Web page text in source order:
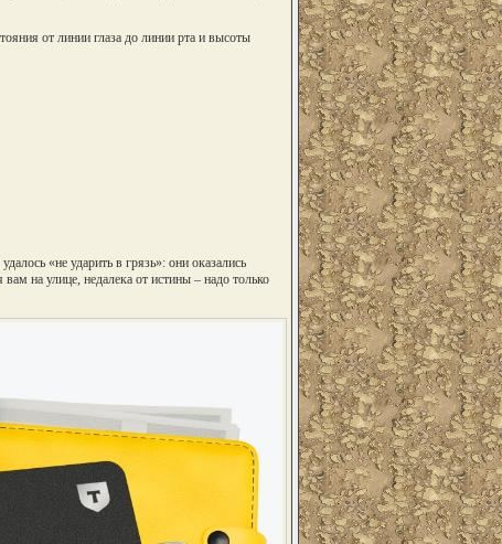
от линии глаза до линии рта и высоты
«не ударить в грязь»: они оказались
на улице, недалека от истины – надо только